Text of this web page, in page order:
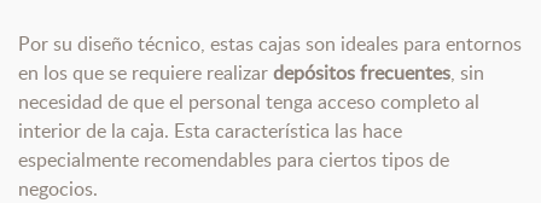
Por su diseño técnico, estas cajas son ideales para entornos
en los que se requiere realizardepósitos frecuentes, sin
necesidad de que el personal tenga acceso completo al
interior de la caja. Esta característica las hace
especialmente recomendables para ciertos tipos de
negocios.